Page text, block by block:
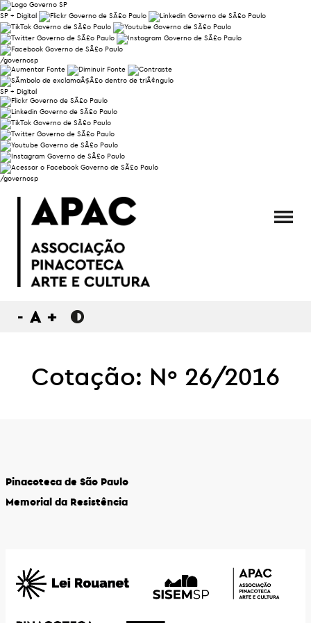
SP + Digital
/governosp
SP + Digital
/governosp
- A +
Cotação: Nº 26/2016
Pinacoteca de São Paulo
Memorial da Resistência